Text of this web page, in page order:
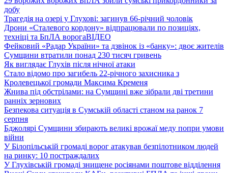
добу
Трагедія на озері у Глухові: загинув 66-річний чоловік
Дрони «Сталевого кордону» відпрацювали по позиціях,
техніці та БпЛА ворогаВІДЕО
Фейковий «Радар України» та дзвінок із «банку»: двоє жителів
Сумщини втратили понад 230 тисяч гривень
Як виглядає Глухів після нічної атаки
Стало відомо про загибель 22-річного захисника з
Кролевецької громади Максима Кременя
Жнива під обстрілами: на Сумщині вже зібрали дві третини
ранніх зернових
Безпекова ситуація в Сумській області станом на ранок 7
серпня
Бджолярі Сумщини збирають великі врожаї меду попри умови
війни
У Білопільській громаді ворог атакував безпілотником людей
на ринку: 10 постраждалих
У Глухівській громаді знищене росіянами поштове відділення